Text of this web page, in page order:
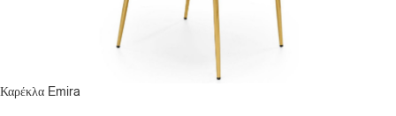
Καρέκλα Emira